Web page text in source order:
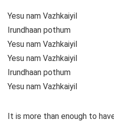
Yesu nam Vazhkaiyil
Irundhaan pothum
Yesu nam Vazhkaiyil
Yesu nam Vazhkaiyil
Irundhaan pothum
Yesu nam Vazhkaiyil
It is more than enough to